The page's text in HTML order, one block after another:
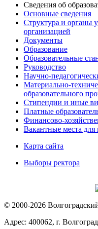
Сведения об
Основные сведения
Структура и органы
организацией
Документы
Образование
Образовательные
Руководство
Научно-
Материально-
образовательного
Стипендии и иные
Платные
Финансово-
Вакантные места для
Карта сайта
Выборы ректора
© 2000-2026
Адрес: 400062, г.